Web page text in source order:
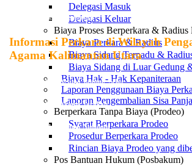
Delegasi Masuk
Delegasi Keluar
Biaya Proses Berperkara & Radius
Biaya Perkara & Radius
Biaya Sidang Terpadu &
Biaya Sidang di Luar Gedung
Biaya Hak - Hak Kepaniteraan
Laporan Penggunaan Biaya
Laporan Pengembalian Sisa
Berperkara Tanpa Biaya (Prodeo)
Syarat Berperkara Prodeo
Prosedur Berperkara Prodeo
Rincian Biaya Prodeo yang
Pos Bantuan Hukum (Posbakum)
Pengadilan Agama Nunukan
Informasi Perkara di Wilayah
Agama Kalimantan Utara
SIPP Pengadilan Agama Tanjung Selor
SIPP Pengadilan Agama Tarakan
SIPP Pengadilan Agama Nunukan